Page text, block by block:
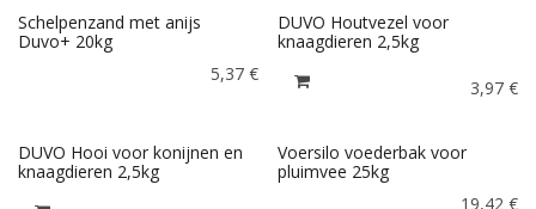
Schelpenzand met anijs
Duvo+ 20kg
5,37€
DUVO Houtvezel voor
knaagdieren 2,5kg
3,97€
DUVO Hooi voor konijnen en
knaagdieren 2,5kg
Voersilo voederbak voor
pluimvee 25kg
19,42€